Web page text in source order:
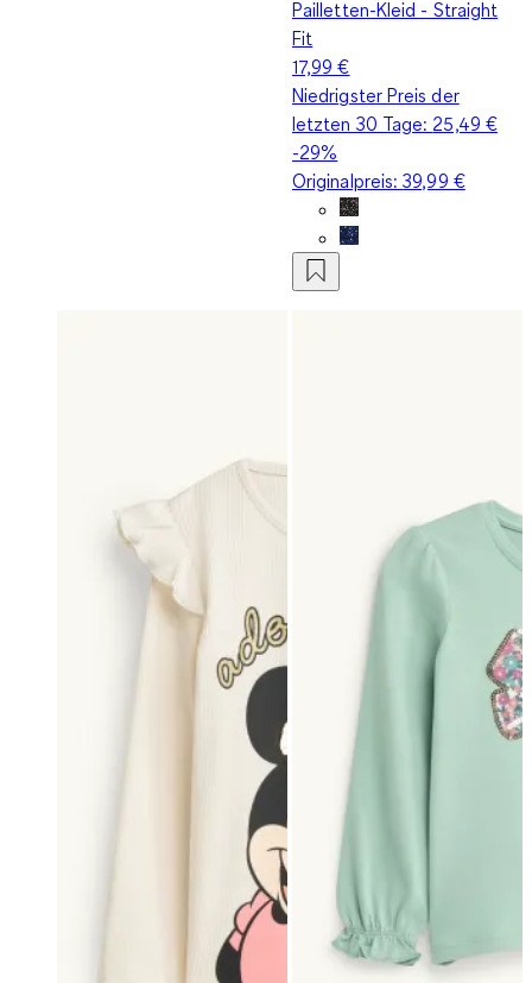
Pailletten-Kleid - Straight
Fit
17,99 €
Niedrigster Preis der
letzten 30 Tage: 25,49 €
-29%
Originalpreis:39,99 €